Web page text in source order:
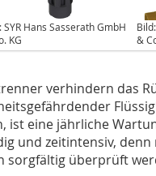
SYR Hans Sasserath GmbH
KG
&
verhindern das
ist eine jährliche
und zeitintensiv,
sorgfältig überprüft